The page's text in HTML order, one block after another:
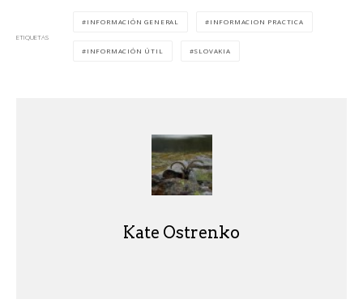
ETIQUETAS
INFORMACIÓN GENERAL INFORMACION PRACTICA
INFORMACIÓN ÚTIL SLOVAKIA
Kate Ostrenko